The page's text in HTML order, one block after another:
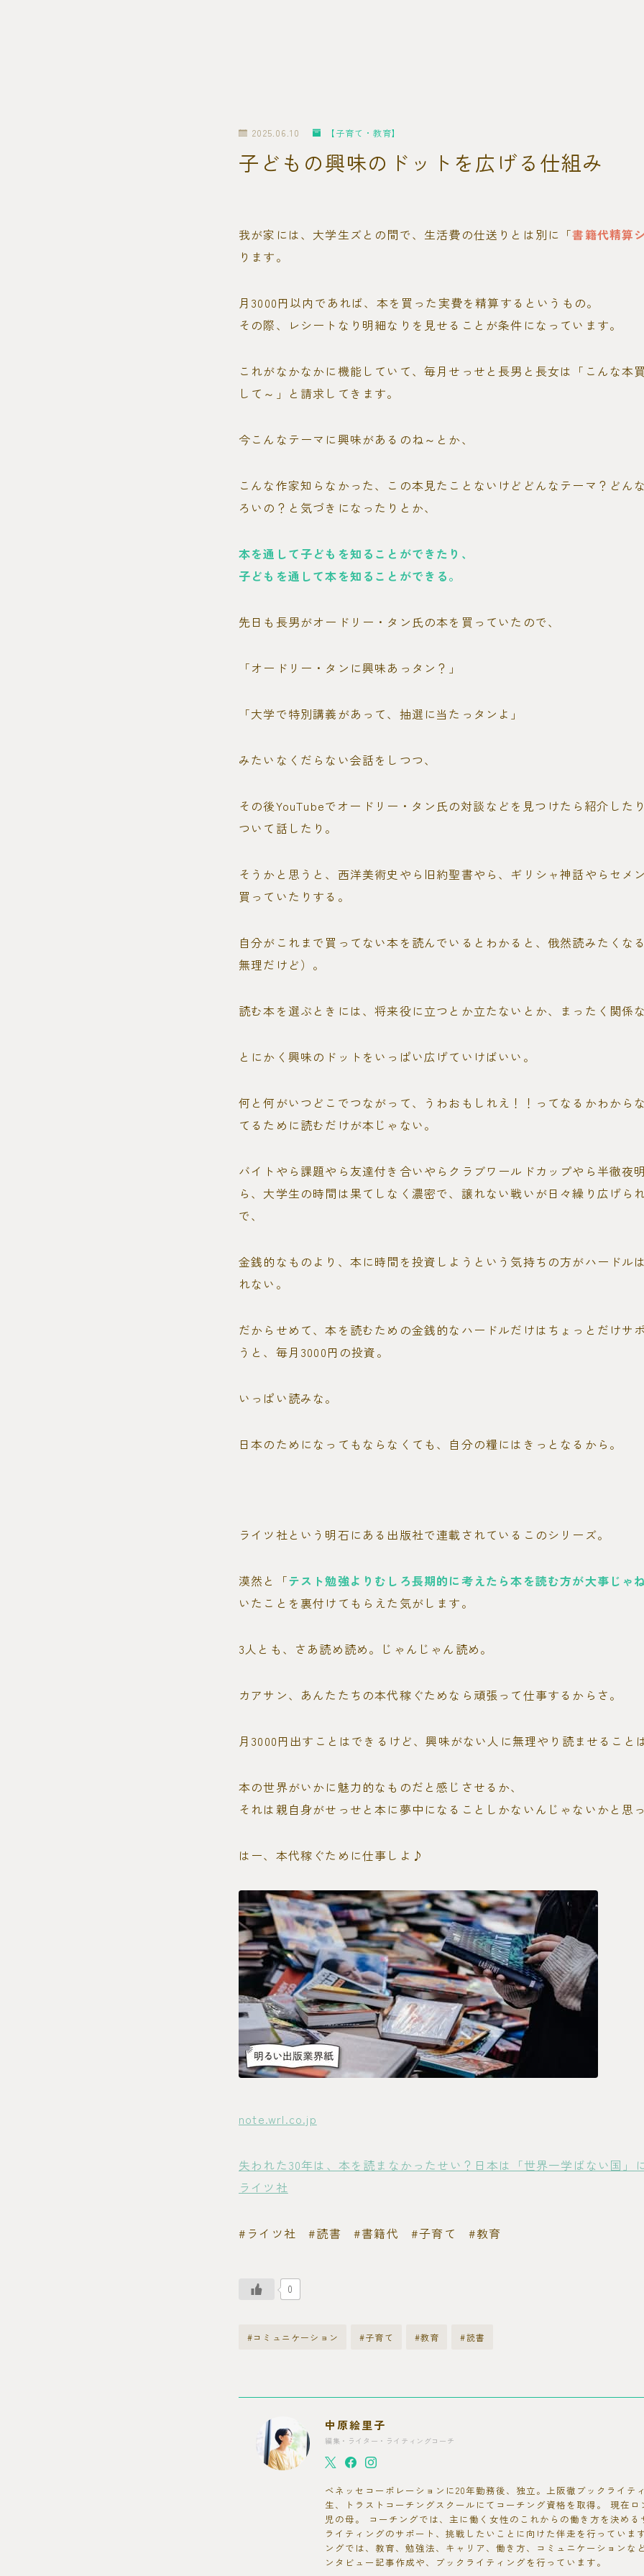
2025.06.10 【子育て・教育】
子どもの興味のドットを広げる仕組み
我が家には、大学生ズとの間で、生活費の仕送りとは別に「書籍代精算
ります。
月3000円以内であれば、本を買った実費を精算するというもの。
その際、レシートなり明細なりを見せることが条件になっています。
これがなかなかに機能していて、毎月せっせと長男と長女は「こんな本
して～」と請求してきます。
今こんなテーマに興味があるのね～とか、
こんな作家知らなかった、この本見たことないけどどんなテーマ？どん
ろいの？と気づきになったりとか、
本を通して子どもを知ることができたり、
子どもを通して本を知ることができる。
先日も長男がオードリー・タン氏の本を買っていたので、
「オードリー・タンに興味あっタン？」
「大学で特別講義があって、抽選に当たっタンよ」
みたいなくだらない会話をしつつ、
その後YouTubeでオードリー・タン氏の対談などを見つけたら紹介した
ついて話したり。
そうかと思うと、西洋美術史やら旧約聖書やら、ギリシャ神話やらセメ
買っていたりする。
自分がこれまで買ってない本を読んでいるとわかると、俄然読みたくな
無理だけど）。
読む本を選ぶときには、将来役に立つとか立たないとか、まったく関係な
とにかく興味のドットをいっぱい広げていけばいい。
何と何がいつどこでつながって、うわおもしれえ！！ってなるかわから
てるために読むだけが本じゃない。
バイトやら課題やら友達付き合いやらクラブワールドカップやら半徹夜
ら、大学生の時間は果てしなく濃密で、譲れない戦いが日々繰り広げら
で、
金銭的なものより、本に時間を投資しようという気持ちの方がハードル
れない。
だからせめて、本を読むための金銭的なハードルだけはちょっとだけサ
うと、毎月3000円の投資。
いっぱい読みな。
日本のためになってもならなくても、自分の糧にはきっとなるから。
ライツ社という明石にある出版社で連載されているこのシリーズ。
漠然と「テスト勉強よりむしろ長期的に考えたら本を読む方が大事じゃ
いたことを裏付けてもらえた気がします。
3人とも、さあ読め読め。じゃんじゃん読め。
カアサン、あんたたちの本代稼ぐためなら頑張って仕事するからさ。
月3000円出すことはできるけど、興味がない人に無理やり読ませること
本の世界がいかに魅力的なものだと感じさせるか、
それは親自身がせっせと本に夢中になることしかないんじゃないかと思っ
はー、本代稼ぐために仕事しよ♪
note.wrl.co.jp
失われた30年は、本を読まなかったせい？日本は「世界一学ばない国」
ライツ社
#ライツ社 #読書 #書籍代 #子育て #教育
0
#コミュニケーション #子育て #教育 #読書
中原絵里子
編集・ライター・ライティングコーチ
ベネッセコーポレーションに20年勤務後、独立。上阪徹ブックライテ
生、トラストコーチングスクールにてコーチング資格を取得。 現在ロ
児の母。 コーチングでは、主に働く女性のこれからの働き方を決める
ライティングのサポート、挑戦したいことに向けた伴走を行っていま
ングでは、教育、勉強法、キャリア、働き方、コミュニケーションな
ンタビュー記事作成や、ブックライティングを行っています。